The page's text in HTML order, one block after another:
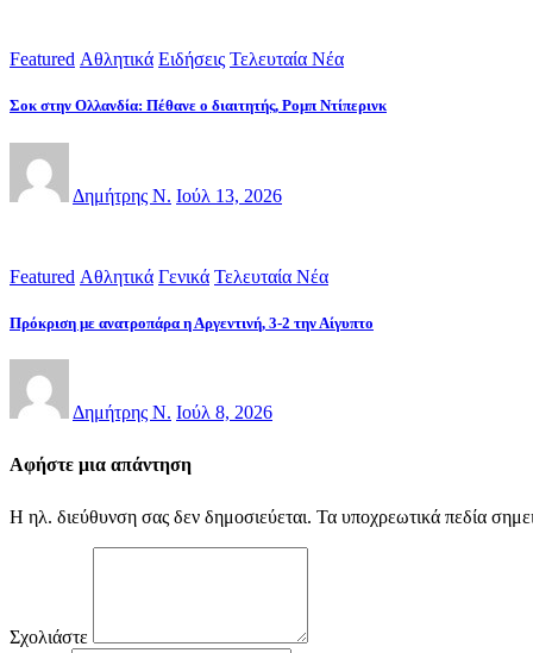
Featured Αθλητικά Ειδήσεις Τελευταία Νέα
Σοκ στην Ολλανδία: Πέθανε ο διαιτητής, Ρομπ Ντίπερινκ
Δημήτρης Ν. Ιούλ 13, 2026
Featured Αθλητικά Γενικά Τελευταία Νέα
Πρόκριση με ανατροπάρα η Αργεντινή, 3-2 την Αίγυπτο
Δημήτρης Ν. Ιούλ 8, 2026
Αφήστε μια απάντηση
Η ηλ. διεύθυνση σας δεν δημοσιεύεται. Τα υποχρεωτικά πεδία
Σχολιάστε